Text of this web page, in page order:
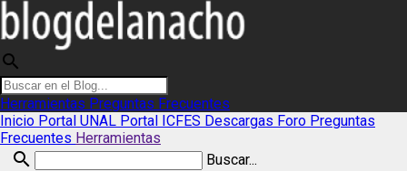
search
Herramientas Preguntas Frecuentes
Inicio Portal UNAL Portal ICFES Descargas Foro Preguntas
Frecuentes Herramientas
search Buscar...